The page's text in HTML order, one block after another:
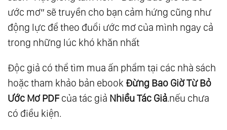
ước mơ” sẽ truyền cho bạn cảm hứng cũng như
động lực để theo đuổi ước mơ của mình ngay cả
trong những lúc khó khăn nhất
Độc giả có thể tìm mua ấn phẩm tại các nhà sách
hoặc tham khảo bản ebook Đừng Bao Giờ Từ Bỏ
Ước Mơ PDFcủa tác giả Nhiều Tác Giả.nếu chưa
có điều kiện.